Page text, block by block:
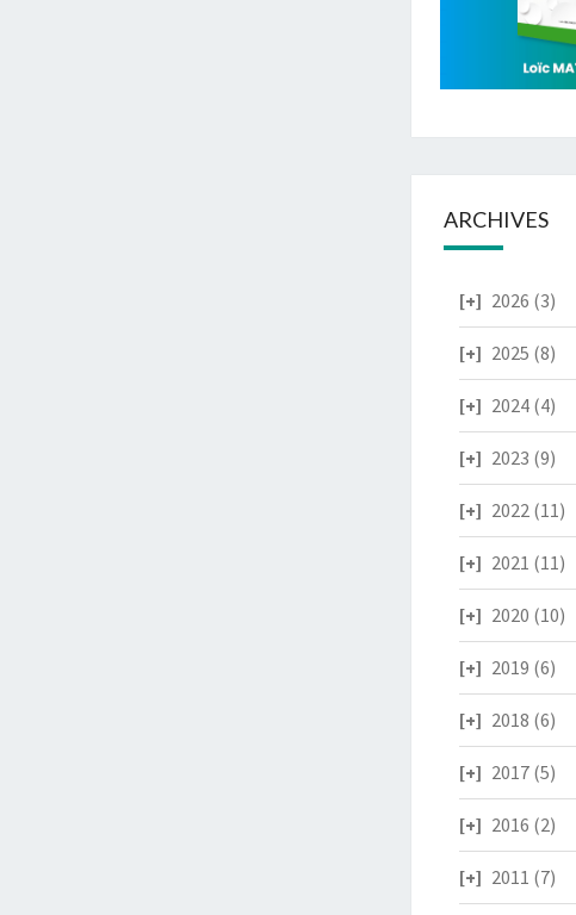
ARCHIVES
2026 (3)
2025 (8)
2024(4)
2023 (9)
2022 (11)
2021 (11)
2020 (10)
2019 (6)
2018 (6)
2017(5)
2016 (2)
2011 (7)